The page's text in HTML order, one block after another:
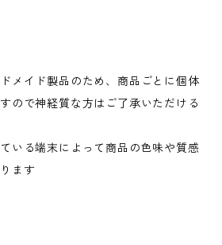
メイド製品のため、商品ごとに個体
ので神経質な方はご了承いただける
いる端末によって商品の色味や質感
ます